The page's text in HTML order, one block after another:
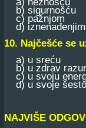
b) sigurnošću
c) pažnjom
d)
10. Najčešće se
a) u sreću
b) u zdrav
c) u svoju
d) u svoje
NAJVIŠE